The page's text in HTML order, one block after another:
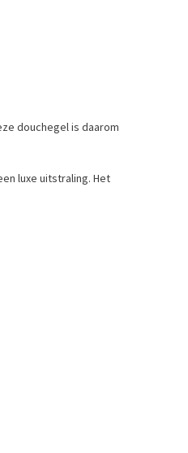
douchegel is daarom
luxe uitstraling. Het